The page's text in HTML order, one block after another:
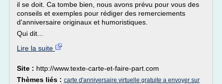
il se doit. Ca tombe bien, nous avons prévu pour vous des
conseils et exemples pour rédiger des remerciements
d'anniversaire originaux et humoristiques.
Qui dit...
Lire la suite
Site : http://www.texte-carte-et-faire-part.com
Thèmes liés : carte d'anniversaire virtuelle gratuite a envoyer sur